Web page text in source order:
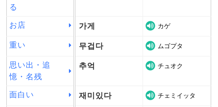
る
お店 가게 カゲ
重い 무겁다 ムゴプタ
思い出・追
憶・名残
추억 チュオク
面白い 재미있다 チェミイッタ